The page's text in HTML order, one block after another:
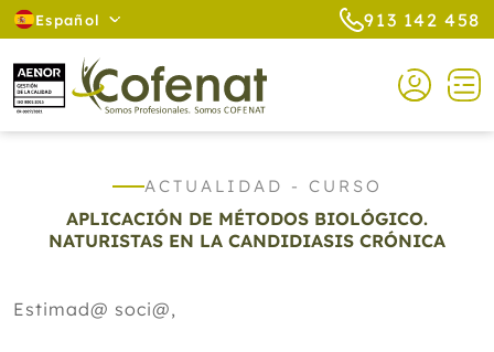
Español 913 142 458
ACTUALIDAD - CURSO
APLICACIÓN DE MÉTODOS BIOLÓGICO.
NATURISTAS EN LA CANDIDIASIS CRÓNICA
Estimad@ soci@,